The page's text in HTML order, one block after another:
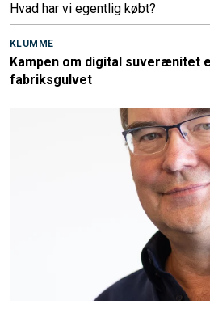
Hvad har vi egentlig købt?
KLUMME
Kampen om digital suverænitet
fabriksgulvet